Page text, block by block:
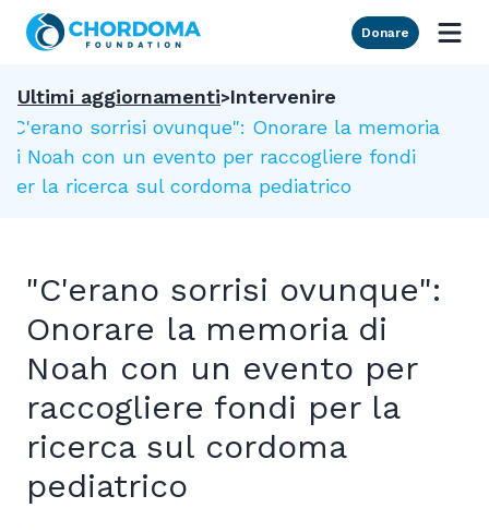
Skip to Main Content
Donare
Ultimi aggiornamenti Intervenire
"C'erano sorrisi ovunque": Onorare la memoria
di Noah con un evento per raccogliere fondi
per la ricerca sul cordoma pediatrico
"C'erano sorrisi ovunque":
Onorare la memoria di
Noah con un evento per
raccogliere fondi per la
ricerca sul cordoma
pediatrico